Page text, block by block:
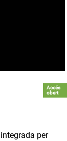
Accés
obert
per